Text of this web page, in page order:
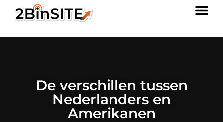
De verschillen tussen
Nederlanders en
Amerikanen